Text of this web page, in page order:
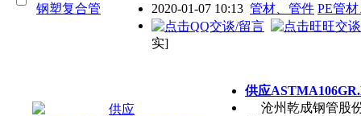
2020-01-07 10:13 管材、管件 PE管
实]
供应
沧州乾成钢管股